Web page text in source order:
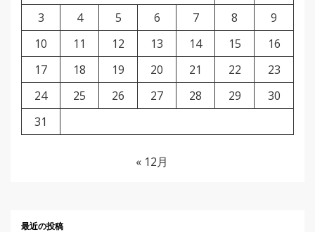
3
4 5 6 7 8
9
10
11 12 13 14 15
16
17
18 19 20 21 22
23
24
25 26 27 28 29
30
31
« 12月
最近の投稿